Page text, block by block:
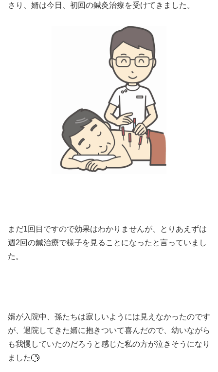
さり、婿は今日、初回の鍼灸治療を受けてきました。
まだ1回目ですので効果はわかりませんが、とりあえずは
週2回の鍼治療で様子を見ることになったと言っていまし
た。
婿が入院中、孫たちは寂しいようには見えなかったのです
が、退院してきた婿に抱きついて喜んだので、幼いながら
も我慢していたのだろうと感じた私の方が泣きそうになり
ました